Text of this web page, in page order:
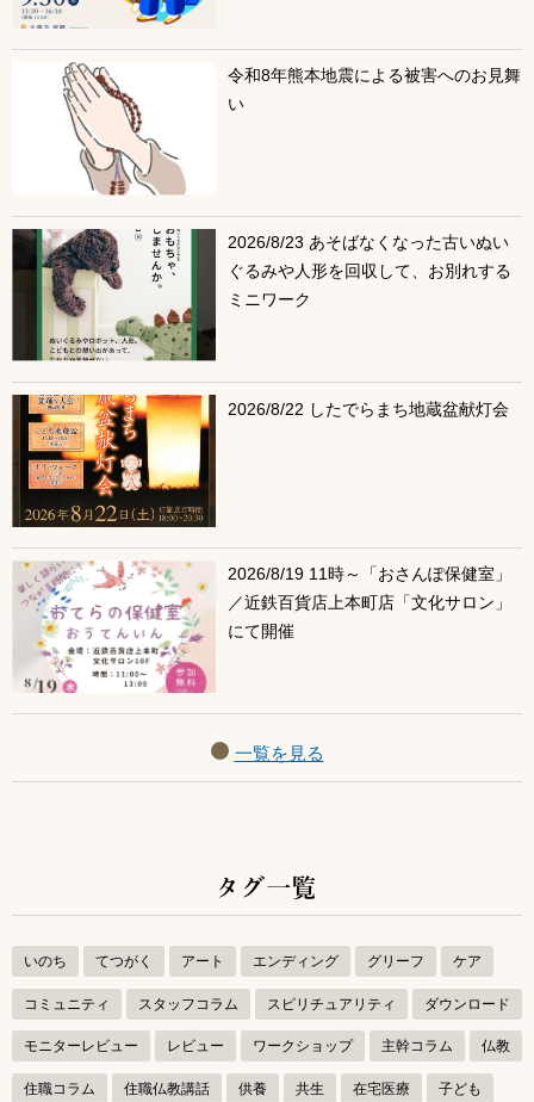
令和8年熊本地震による被害へのお見舞
い
2026/8/23 あそばなくなった古いぬい
ぐるみや人形を回収して、お別れする
ミニワーク
2026/8/22 したでらまち地蔵盆献灯会
2026/8/19 11時～「おさんぽ保健室」
／近鉄百貨店上本町店「文化サロン」
にて開催
一覧を見る
タグ一覧
いのち てつがく アート エンディング グリーフ ケア
コミュニティ スタッフコラム スピリチュアリティ ダウンロード
モニターレビュー レビュー ワークショップ 主幹コラム 仏教
住職コラム 住職仏教講話 供養 共生 在宅医療 子ども